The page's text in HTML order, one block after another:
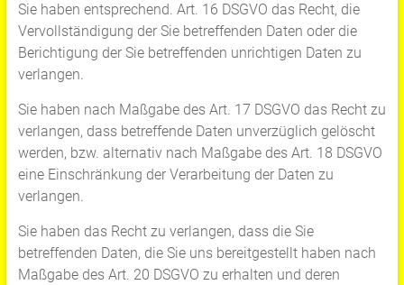
Sie haben entsprechend. Art. 16 DSGVO das Recht, die
Vervollständigung der Sie betreffenden Daten oder die
Berichtigung der Sie betreffenden unrichtigen Daten zu
verlangen.
Sie haben nach Maßgabe des Art. 17 DSGVO das Recht zu
verlangen, dass betreffende Daten unverzüglich gelöscht
werden, bzw. alternativ nach Maßgabe des Art. 18 DSGVO
eine Einschränkung der Verarbeitung der Daten zu
verlangen.
Sie haben das Recht zu verlangen, dass die Sie
betreffenden Daten, die Sie uns bereitgestellt haben nach
Maßgabe des Art. 20 DSGVO zu erhalten und deren